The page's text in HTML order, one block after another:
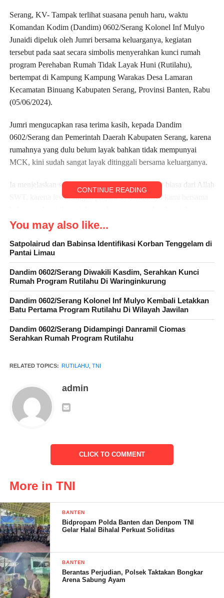
Serang, KV- Tampak terlihat suasana penuh haru, waktu
Komandan Kodim (Dandim) 0602/Serang Kolonel Inf Mulyo
Junaidi dipeluk oleh Jumri bersama keluarganya, kegiatan
tersebut pada saat secara simbolis menyerahkan kunci rumah
program Perehaban Rumah Tidak Layak Huni (Rutilahu),
bertempat di Kampung Kampung Warakas Desa Lamaran
Kecamatan Binuang Kabupaten Serang, Provinsi Banten, Rabu
(05/06/2024).
Jumri mengucapkan rasa terima kasih, kepada Dandim
0602/Serang dan Pemerintah Daerah Kabupaten Serang, karena
rumahnya yang dulu belum layak bahkan tidak mempunyai
MCK, kini sudah sangat layak ditinggali bersama keluarganya.
Ia menjelaskan semua adalah anugerah yang luar biasa dari Allah
SWT, karena lewat tangan prajurit TNI akhirnya kami bersama
ditinggali.
Lanjutnya, Kami bersama keluarga, tidak bisa membalas
kebaikan kebaikan Bapak Dandim 0602/Serang. Didalam do’a
akan selalu kami panjatkan kepada Allah SWT, semoga TNI
selalu diberikan kemudahan dalam menjalankan tugasnya,
(NKRI).
” Kami merasakan sebuah kehangatan dan rasa kasih sayang dari
TNI, yang telah memberikan salah satu pengabdiannya,
Dian Haerina – S.Andin
CONTINUE READING
You may also like...
Satpolairud dan Babinsa Identifikasi Korban Tenggelam di
Pantai Limau
Dandim 0602/Serang Diwakili Kasdim, Serahkan Kunci
Rumah Program Rutilahu Di Waringinkurung
Dandim 0602/Serang Kolonel Inf Mulyo Kembali Letakkan
Batu Pertama Program Rutilahu Di Wilayah Jawilan
Dandim 0602/Serang Didampingi Danramil Ciomas
Serahkan Rumah Program Rutilahu
RELATED TOPICS: RUTILAHU, TNI
admin
CLICK TO COMMENT
More in TNI
BANTEN
Bidpropam Polda Banten dan Denpom TNI
Gelar Halal Bihalal Perkuat Soliditas
BANTEN
Berantas Perjudian, Polsek Taktakan Bongkar
Arena Sabung Ayam